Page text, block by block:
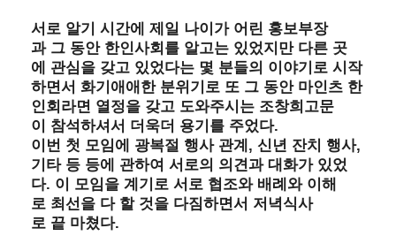
서로 알기 시간에 제일 나이가 어린 홍보부장
과 그 동안 한인사회를 알고는 있었지만 다른 곳
에
관심을 갖고 있었다는 몇 분들의 이야기로 시작
하면서 화기애애한 분위기로 또 그 동안 마인츠 한
인회라면 열정을 갖고 도와주시는 조창희고문
이
참석하셔서 더욱더 용기를 주었다.
이번 첫 모임에 광복절 행사 관계 , 신년 잔치 행사,
기타 등 등에 관하여 서로의 의견과 대화가 있었
다. 이 모임을 계기로 서로 협조와 배례와 이해
로 최선을 다 할 것을 다짐하면서 저녁식사
로 끝 마쳤다.